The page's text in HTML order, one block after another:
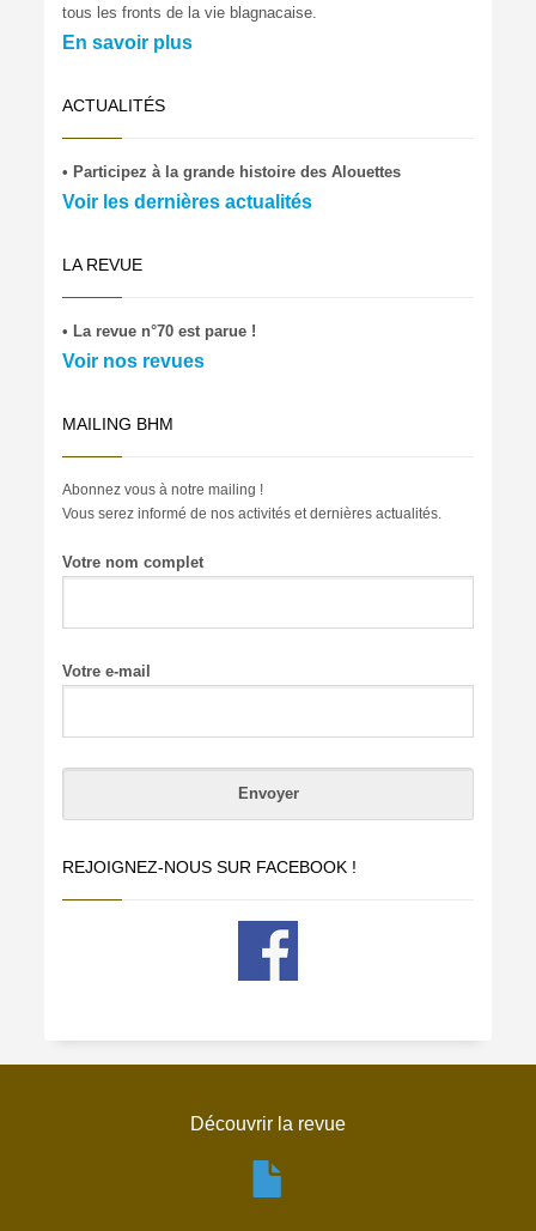
tous les fronts de la vie blagnacaise.
En savoir plus
ACTUALITÉS
• Participez à la grande histoire des Alouettes
Voir les dernières actualités
LA REVUE
• La revue n°70 est parue !
Voir nos revues
MAILING BHM
Abonnez vous à notre mailing !
Vous serez informé de nos activités et dernières actualités.
Votre nom complet
Votre e-mail
REJOIGNEZ-NOUS SUR FACEBOOK !
Découvrir la revue